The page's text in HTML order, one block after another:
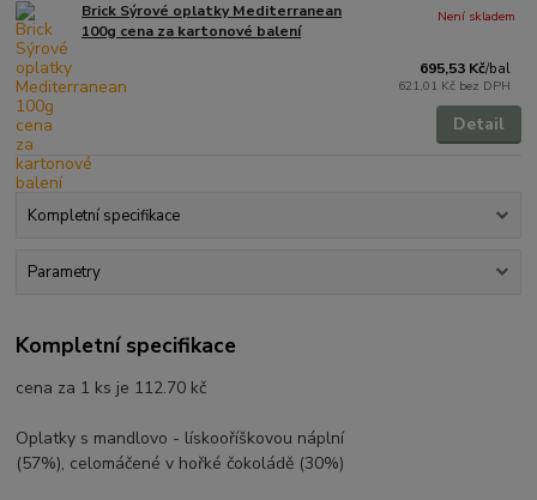
Brick Sýrové oplatky Mediterranean
100g cena za kartonové balení
695,53 Kč/bal
621,01 Kč bez DPH
Není skladem
Detail
Kompletní specifikace
Parametry
Kompletní specifikace
cena za 1 ks je 112.70 kč
Oplatky s mandlovo - lískooříškovou náplní
(57%), celomáčené v hořké čokoládě (30%)